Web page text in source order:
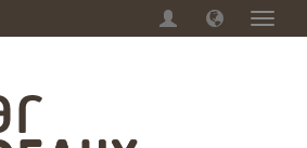
Menu